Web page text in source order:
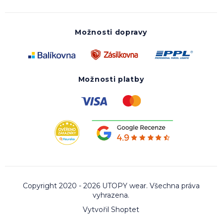
Možnosti dopravy
Možnosti platby
Vytvořil Shoptet
Copyright 2020 - 2026 UTOPY wear. Všechna práva
vyhrazena.